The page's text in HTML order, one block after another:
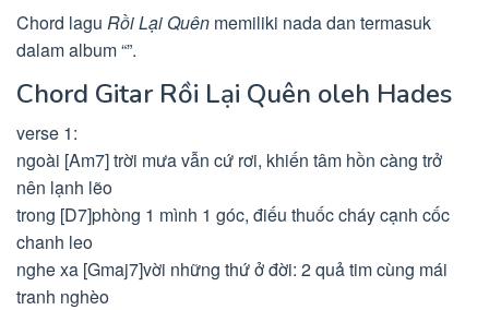
Chord lagu Rồi Lại Quên memiliki nada dan termasuk
dalam album “”.
Chord Gitar Rồi Lại Quên oleh Hades
verse 1:
ngoài [Am7] trời mưa vẫn cứ rơi, khiến tâm hồn càng trở
nên lạnh lẽo
trong [D7]phòng 1 mình 1 góc, điếu thuốc cháy cạnh cốc
chanh leo
nghe xa [Gmaj7]vời những thứ ở đời: 2 quả tim cùng mái
tranh nghèo